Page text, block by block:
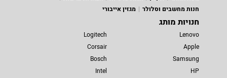
חנות מחשבים וסלולר
מגזין אייבורי
חנויות מותג
Lenovo
Apple
Samsung
HP
Logitech
Corsair
Bosch
Intel